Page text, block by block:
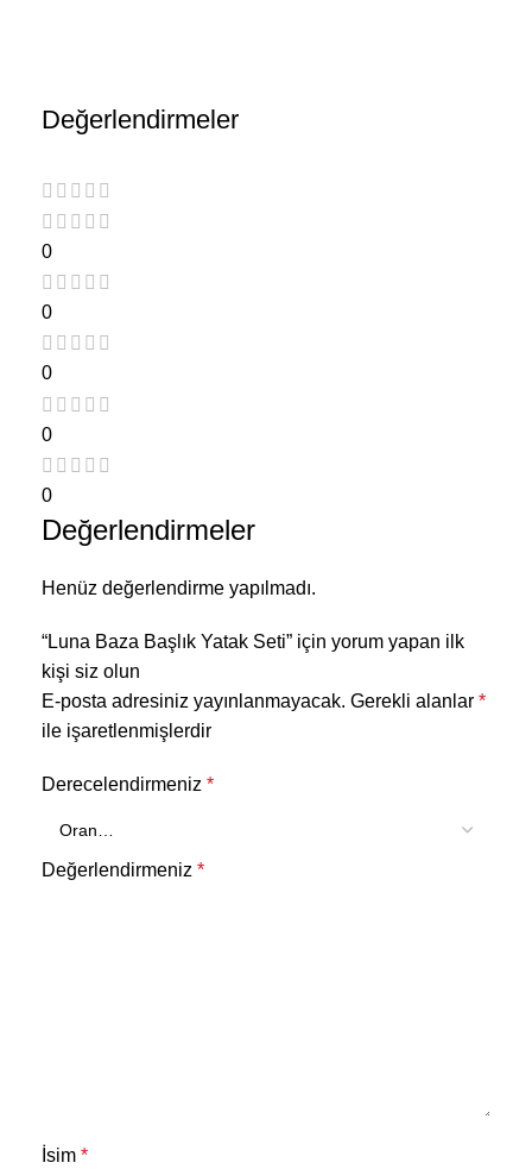
Değerlendirmeler
0
0
0
0
0
Değerlendirmeler
Henüz değerlendirme yapılmadı.
“Luna Baza Başlık Yatak Seti” için yorum yapan ilk
kişi siz olun
E-posta adresiniz yayınlanmayacak. Gerekli alanlar *
ile işaretlenmişlerdir
Derecelendirmeniz *
Değerlendirmeniz *
İsim *